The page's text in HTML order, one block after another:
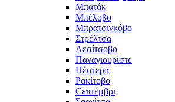
Μπατάκ
Μπέλοβο
Μπρατσιγκόβο
Στρέλτσα
Λεσίτσοβο
Παναγιουρίστε
Πέστερα
Ρακίτοβο
Сεπτέμβρι